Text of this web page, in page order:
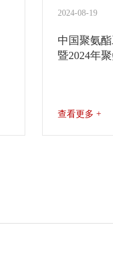
2024-08-19
中国聚氨
暨2024年
查看更多 +